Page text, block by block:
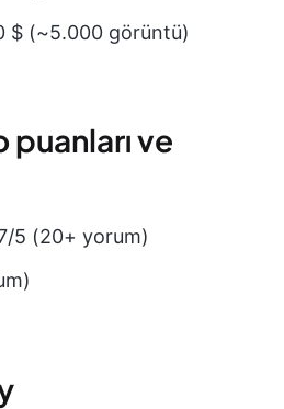
$ (~5.000 görüntü)
ve
5 (20+ yorum)